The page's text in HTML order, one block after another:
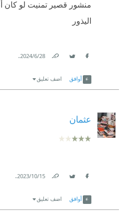
منشور قصير تمنيت لو كان
اليذور
28‏/6‏/2024
.
أوافق اضف تعليق
عثمان
15‏/10‏/2023
.
أوافق اضف تعليق